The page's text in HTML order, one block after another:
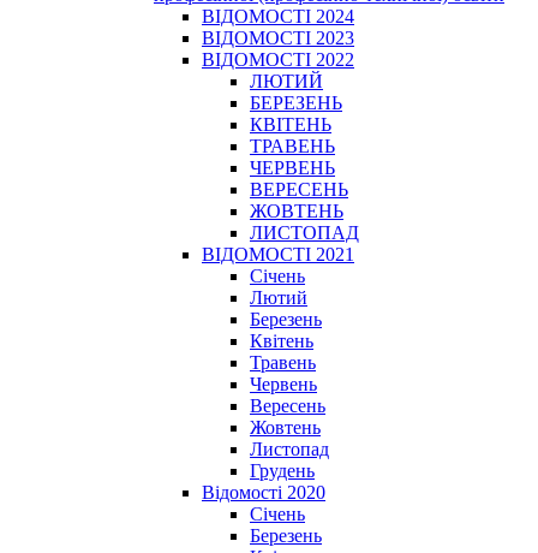
ВІДОМОСТІ 2024
ВІДОМОСТІ 2023
ВІДОМОСТІ 2022
ЛЮТИЙ
БЕРЕЗЕНЬ
КВІТЕНЬ
ТРАВЕНЬ
ЧЕРВЕНЬ
ВЕРЕСЕНЬ
ЖОВТЕНЬ
ЛИСТОПАД
ВІДОМОСТІ 2021
Січень
Лютий
Березень
Квітень
Травень
Червень
Вересень
Жовтень
Листопад
Грудень
Відомості 2020
Січень
Березень